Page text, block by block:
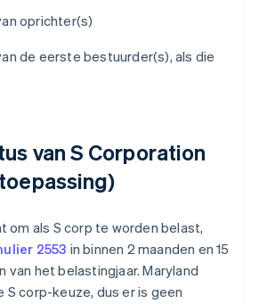
oprichter(s)
de eerste bestuurder(s), als die
van S Corporation
om als S corp te worden belast,
2553 in binnen 2 maanden en 15
van het belastingjaar. Maryland
corp-keuze, dus er is geen